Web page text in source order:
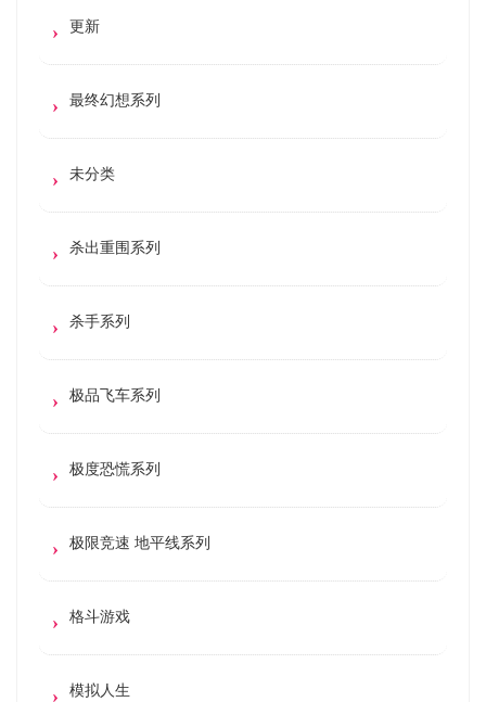
更新
最终幻想系列
未分类
杀出重围系列
杀手系列
极品飞车系列
极度恐慌系列
极限竞速 地平线系列
格斗游戏
模拟人生